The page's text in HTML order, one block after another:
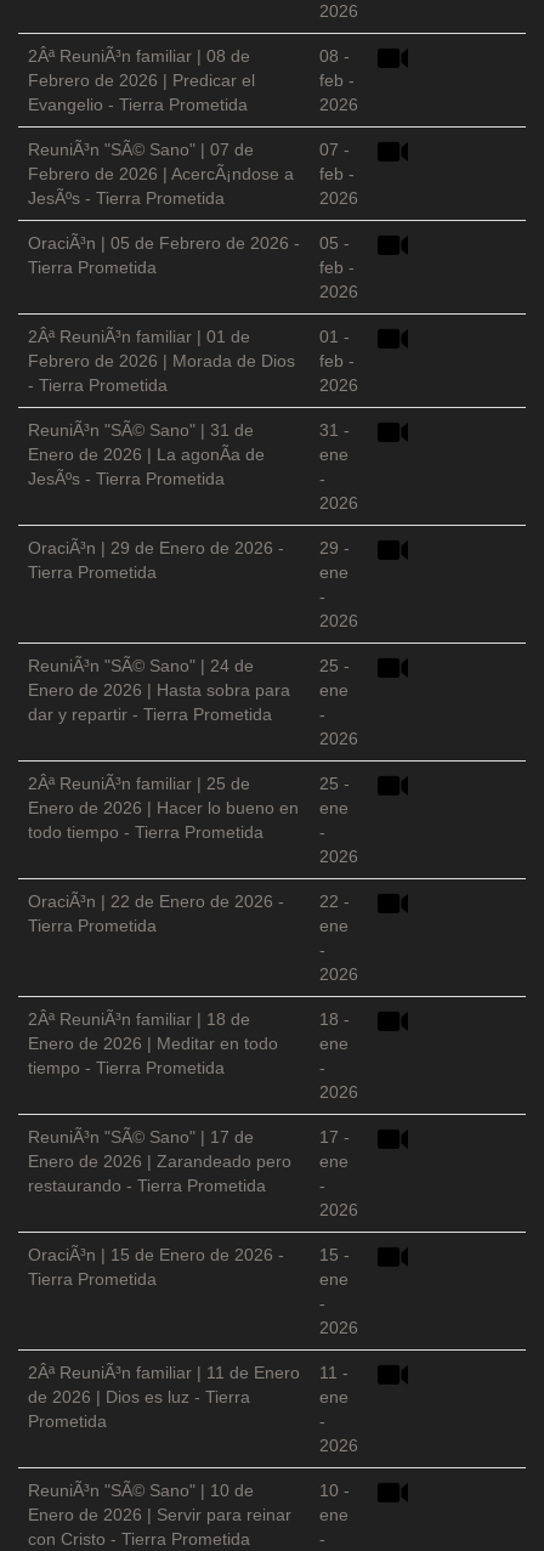
2026
2Âª ReuniÃ³n familiar | 08 de
Febrero de 2026 | Predicar el
Evangelio - Tierra Prometida
08 -
feb -
2026
ReuniÃ³n "SÃ© Sano" | 07 de
Febrero de 2026 | AcercÃ¡ndose a
JesÃºs - Tierra Prometida
07 -
feb -
2026
OraciÃ³n | 05 de Febrero de 2026 -
Tierra Prometida
05 -
feb -
2026
2Âª ReuniÃ³n familiar | 01 de
Febrero de 2026 | Morada de Dios
- Tierra Prometida
01 -
feb -
2026
ReuniÃ³n "SÃ© Sano" | 31 de
Enero de 2026 | La agonÃ­a de
JesÃºs - Tierra Prometida
31 -
ene
-
2026
OraciÃ³n | 29 de Enero de 2026 -
Tierra Prometida
29 -
ene
-
2026
ReuniÃ³n "SÃ© Sano" | 24 de
Enero de 2026 | Hasta sobra para
dar y repartir - Tierra Prometida
25 -
ene
-
2026
2Âª ReuniÃ³n familiar | 25 de
Enero de 2026 | Hacer lo bueno en
todo tiempo - Tierra Prometida
25 -
ene
-
2026
OraciÃ³n | 22 de Enero de 2026 -
Tierra Prometida
22 -
ene
-
2026
2Âª ReuniÃ³n familiar | 18 de
Enero de 2026 | Meditar en todo
tiempo - Tierra Prometida
18 -
ene
-
2026
ReuniÃ³n "SÃ© Sano" | 17 de
Enero de 2026 | Zarandeado pero
restaurando - Tierra Prometida
17 -
ene
-
2026
OraciÃ³n | 15 de Enero de 2026 -
Tierra Prometida
15 -
ene
-
2026
2Âª ReuniÃ³n familiar | 11 de Enero
de 2026 | Dios es luz - Tierra
Prometida
11 -
ene
-
2026
ReuniÃ³n "SÃ© Sano" | 10 de
Enero de 2026 | Servir para reinar
con Cristo - Tierra Prometida
10 -
ene
-